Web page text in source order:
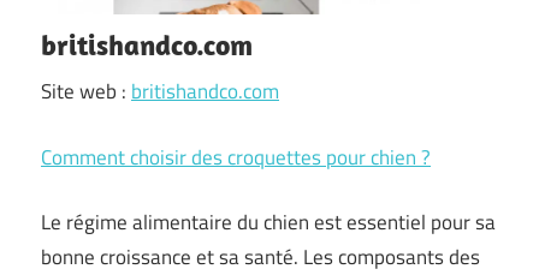
britishandco.com
Site web :britishandco.com
Comment choisir des croquettes pour chien ?
Le régime alimentaire du chien est essentiel pour sa
bonne croissance et sa santé. Les composants des